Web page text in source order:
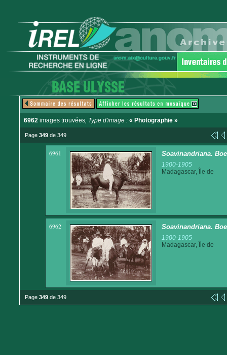
6962 images trouvées, Type d'image : « Photographie »
Page 349 de 349
6961 Soavinandriana.
1900-1905
Madagascar, Île de
6962 Soavinandriana.
1900-1905
Madagascar, Île de
Page 349 de 349